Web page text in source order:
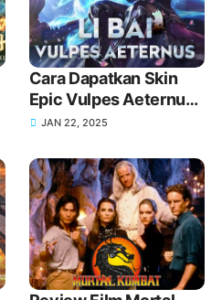
Cara Dapatkan Skin
Epic Vulpes Aeternus
Hero Li Bai di Honor of
JAN 22, 2025